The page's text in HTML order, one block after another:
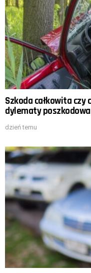
Szkoda całkowita czy
dylematy
dzień temu